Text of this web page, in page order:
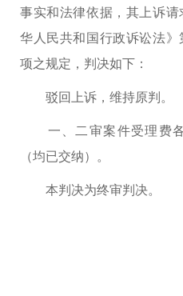
事实和法律依据，其上诉
华人民共和国行政诉讼法》
项之规定，判决如下：
驳回上诉，维持原判。
一、二审案件受理费各
（均已交纳）。
本判决为终审判决。